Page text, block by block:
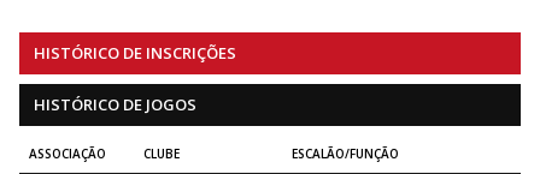
HISTÓRICO DE INSCRIÇÕES
HISTÓRICO DE JOGOS
ASSOCIAÇÃO CLUBE ESCALÃO/FUNÇÃO